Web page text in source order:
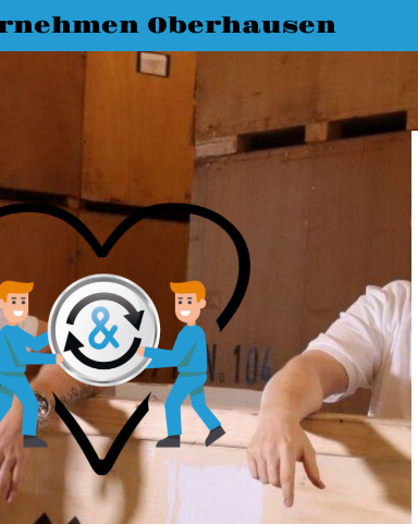
Oberhausen